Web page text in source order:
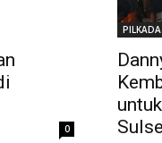
0
PILKADA